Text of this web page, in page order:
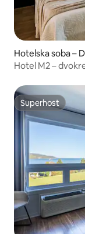
Hotelska soba –
Hotel M2 –
Superhost
Superhost